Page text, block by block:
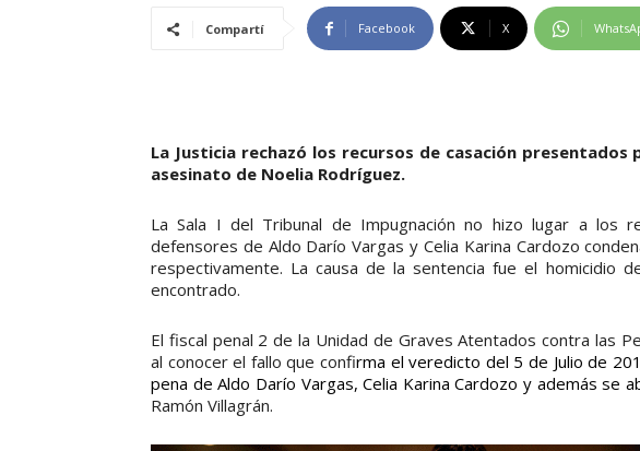
Compartí Facebook X
La Justicia rechazó los recursos de casación
asesinato de Noelia Rodríguez.
La Sala I del Tribunal de Impugnación no hizo lugar a los
defensores de Aldo Darío Vargas y Celia Karina Cardozo
respectivamente. La causa de la sentencia fue el homicidio
encontrado.
El fiscal penal 2 de la Unidad de Graves Atentados contra las
al conocer el fallo que confirma el veredicto del 5 de Julio de
pena de Aldo Darío Vargas, Celia Karina Cardozo y además se
Ramón Villagrán.